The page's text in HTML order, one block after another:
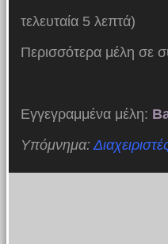
τελευταία 5 λεπτά)
Περισσότερα μέλη σε
Εγγεγραμμένα μέλη:
Υπόμνημα: